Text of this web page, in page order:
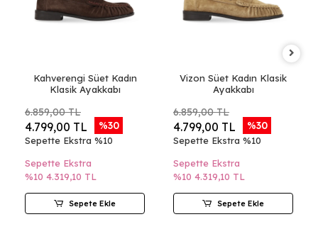
Kahverengi Süet Kadın
Klasik Ayakkabı
6.859,00 TL
4.799,00 TL %30
Sepette Ekstra %10
Sepette Ekstra
%10 4.319,10 TL
Sepete Ekle
Vizon Süet Kadın Klasik
Ayakkabı
6.859,00 TL
4.799,00 TL %30
Sepette Ekstra %10
Sepette Ekstra
%10 4.319,10 TL
Sepete Ekle